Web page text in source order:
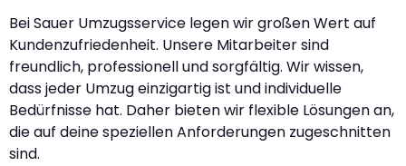
Bei Sauer Umzugsservice legen wir großen Wert auf
Kundenzufriedenheit. Unsere Mitarbeiter sind
freundlich, professionell und sorgfältig. Wir wissen,
dass jeder Umzug einzigartig ist und individuelle
Bedürfnisse hat. Daher bieten wir flexible Lösungen an,
die auf deine speziellen Anforderungen zugeschnitten
sind.